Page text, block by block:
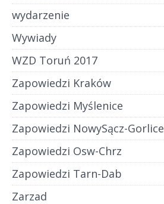
wydarzenie
Wywiady
WZD Toruń 2017
Zapowiedzi Kraków
Zapowiedzi Myślenice
Zapowiedzi NowySącz-Gorlice
Zapowiedzi Osw-Chrz
Zapowiedzi Tarn-Dab
Zarzad